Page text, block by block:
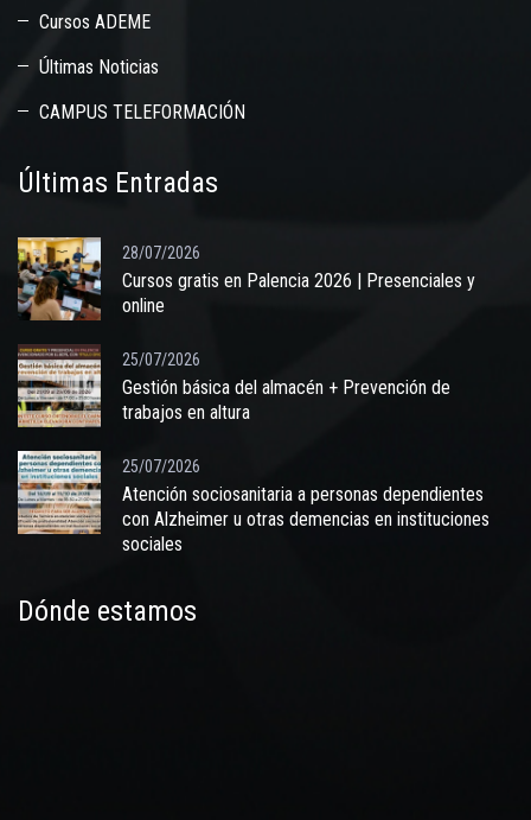
Cursos ADEME
Últimas Noticias
CAMPUS TELEFORMACIÓN
Últimas Entradas
28/07/2026
Cursos gratis en Palencia 2026 | Presenciales y
online
25/07/2026
Gestión básica del almacén + Prevención de
trabajos en altura
25/07/2026
Atención sociosanitaria a personas dependientes
con Alzheimer u otras demencias en instituciones
sociales
Dónde estamos